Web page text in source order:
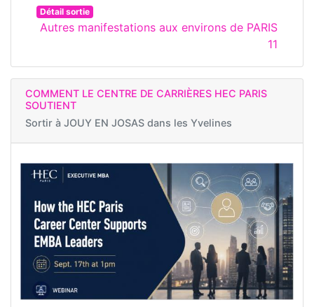
Détail sortie
Autres manifestations aux environs de PARIS
11
COMMENT LE CENTRE DE CARRIÈRES HEC PARIS
SOUTIENT
Sortir à JOUY EN JOSAS dans les Yvelines